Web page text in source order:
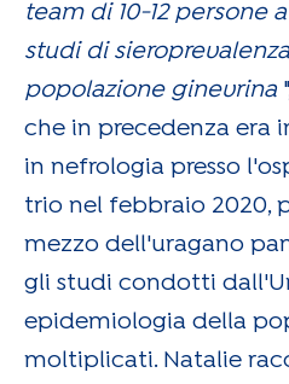
team di 10-12 persone
studi di
popolazione ginevrina
che in precedenza era
in nefrologia presso
trio nel febbraio 2020,
mezzo dell'uragano
gli studi condotti
epidemiologia della
moltiplicati. Natalie